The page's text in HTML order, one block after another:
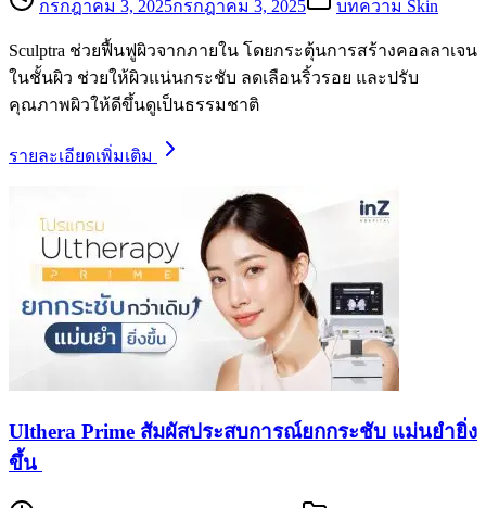
กรกฎาคม 3, 2025กรกฎาคม 3, 2025 บทความ Skin
Sculptra ช่วยฟื้นฟูผิวจากภายใน โดยกระตุ้นการสร้างคอลลาเจน
ในชั้นผิว ช่วยให้ผิวแน่นกระชับ ลดเลือนริ้วรอย และปรับ
คุณภาพผิวให้ดีขึ้นดูเป็นธรรมชาติ
รายละเอียดเพิ่มเติม
Ulthera Prime สัมผัสประสบการณ์ยกกระชับ แม่นยำยิ่ง
ขึ้น